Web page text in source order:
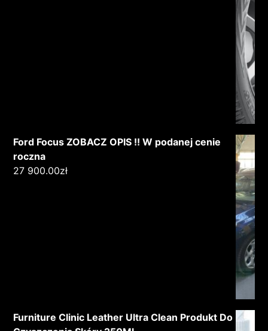
Ford Focus ZOBACZ OPIS !! W podanej cenie
roczna
27 900.00zł
Furniture Clinic Leather Ultra Clean Produkt Do